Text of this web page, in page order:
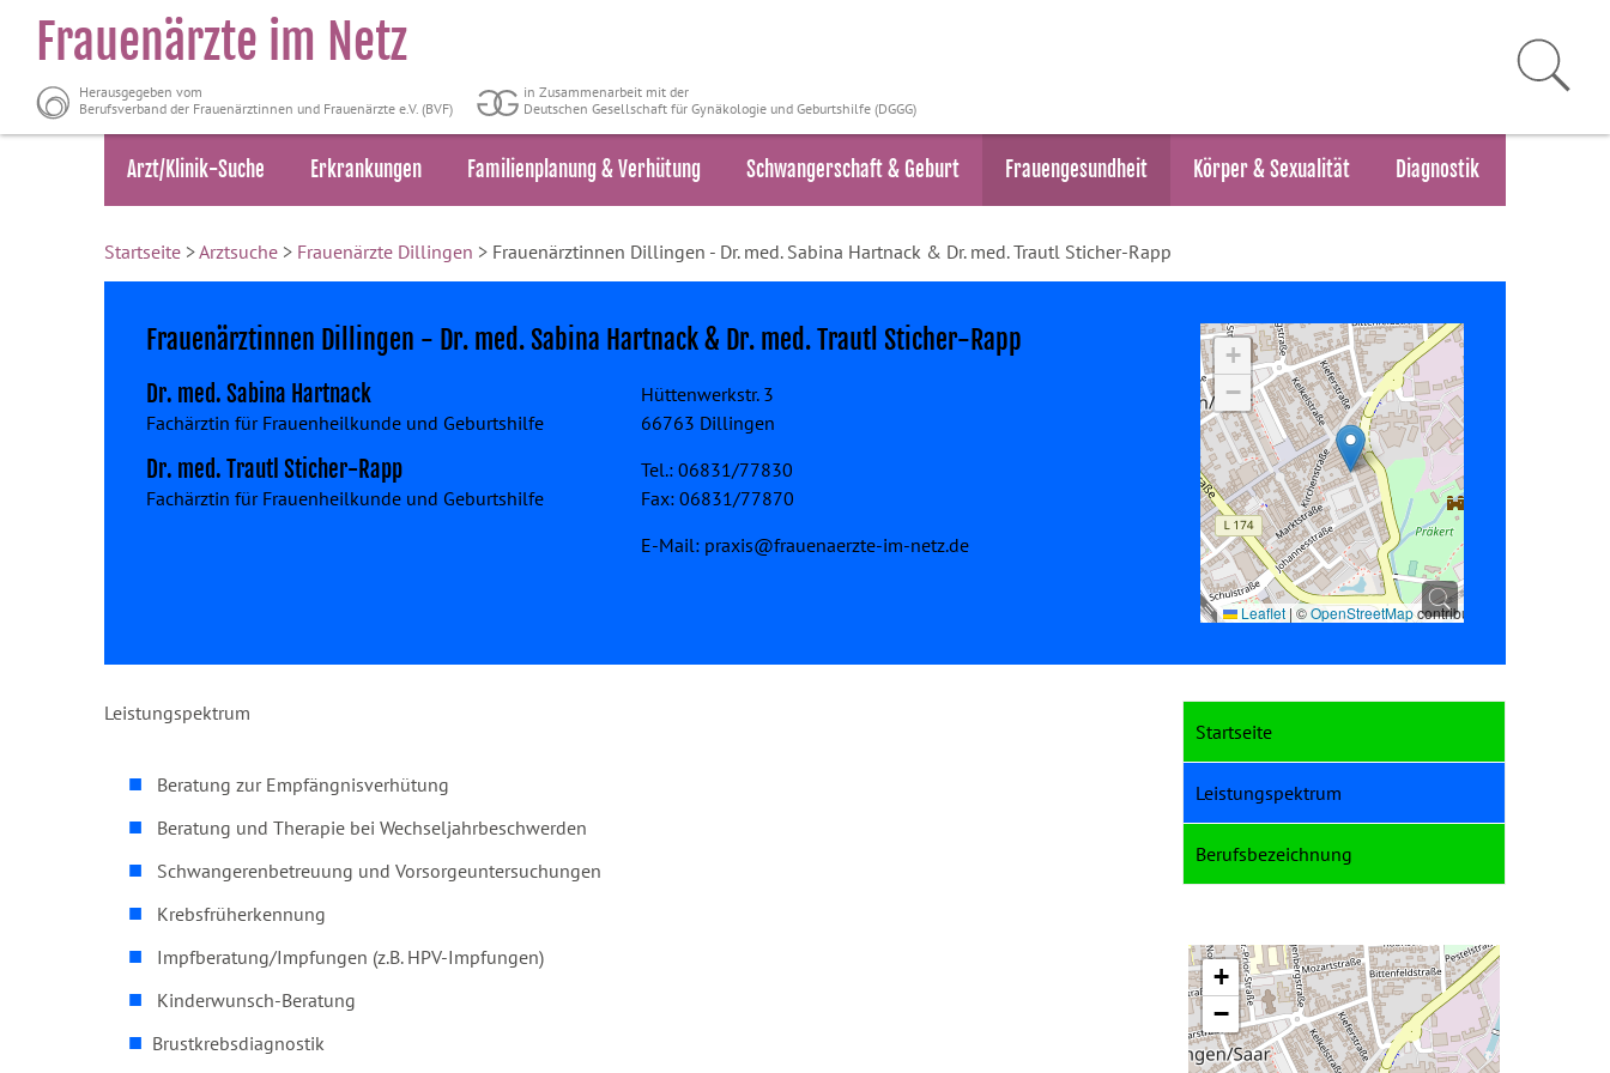
Frauenärzte im Netz
Herausgegeben vom
Berufsverband der Frauenärztinnen und Frauenärzte e.V. (BVF)
in Zusammenarbeit mit der
Deutschen Gesellschaft für Gynäkologie und Geburtshilfe (DGGG)
Arzt/Klinik-Suche Erkrankungen Familienplanung & Verhütung Schwangerschaft & Geburt Frauengesundheit Körper & Sexualität Diagnostik
Startseite >Arztsuche > Frauenärzte Dillingen > Frauenärztinnen Dillingen - Dr. med. Sabina Hartnack & Dr. med. Trautl Sticher-Rapp
Frauenärztinnen Dillingen - Dr. med. Sabina Hartnack & Dr. med. Trautl Sticher-Rapp
Dr. med. Sabina Hartnack
Fachärztin für Frauenheilkunde und Geburtshilfe
Dr. med. Trautl Sticher-Rapp
Fachärztin für Frauenheilkunde und Geburtshilfe
Hüttenwerkstr. 3
66763 Dillingen
Tel.: 06831/77830
Fax: 06831/77870
E-Mail: praxis@frauenaerzte-im-netz.de
+
−
Leaflet | ©OpenStreetMapcontributors
Leistungspektrum
Beratung zur Empfängnisverhütung
Beratung und Therapie bei Wechseljahrbeschwerden
Schwangerenbetreuung und Vorsorgeuntersuchungen
Krebsfrüherkennung
Impfberatung/Impfungen (z.B. HPV-Impfungen)
Kinderwunsch-Beratung
Brustkrebsdiagnostik
Startseite
Leistungspektrum
Berufsbezeichnung
+
−